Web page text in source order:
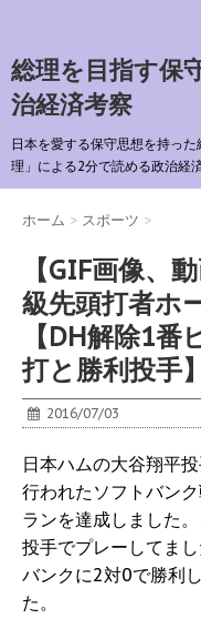
総理を目指す保
治経済考察
日本を愛する保守思想を持っ
理」による2分で読める政治経
ホーム > スポーツ >
【GIF画像、
級先頭打者ホ
【DH解除1
打と勝利投手】
2016/07/03
日本ハムの大谷翔平
行われたソフトバン
ランを達成しました
投手でプレーしてま
バンクに2対0で勝利
た。